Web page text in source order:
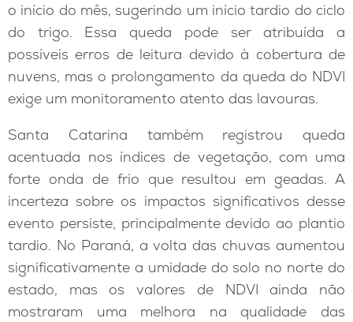
o início do mês, sugerindo um início tardio do ciclo
do trigo. Essa queda pode ser atribuída a
possíveis erros de leitura devido à cobertura de
nuvens, mas o prolongamento da queda do NDVI
exige um monitoramento atento das lavouras.
Santa Catarina também registrou queda
acentuada nos índices de vegetação, com uma
forte onda de frio que resultou em geadas. A
incerteza sobre os impactos significativos desse
evento persiste, principalmente devido ao plantio
tardio. No Paraná, a volta das chuvas aumentou
significativamente a umidade do solo no norte do
estado, mas os valores de NDVI ainda não
mostraram uma melhora na qualidade das